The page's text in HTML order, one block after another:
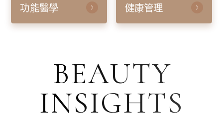
功能醫學 健康管理
BEAUTY
INSIGHTS